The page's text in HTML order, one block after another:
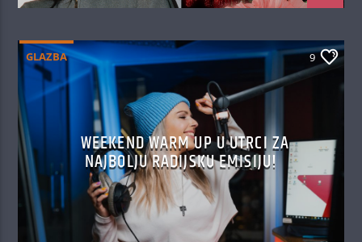
GLAZBA 9
WEEKEND WARM UP U UTRCI ZA
NAJBOLJU RADIJSKU EMISIJU!